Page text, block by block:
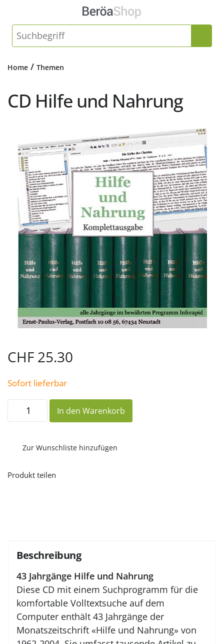
Home / Themen
CD Hilfe und Nahrung
CHF 25.30
Sofort lieferbar
CD
Hilfe
und
In den Warenkorb
Zur Wunschliste hinzufügen
Produkt teilen
Beschreibung
43 Jahrgänge Hilfe und Nahrung
Diese CD mit einem Suchprogramm für die
komfortable Volltextsuche auf dem
Computer enthält 43 Jahrgänge der
Monatszeitschrift «Hilfe und Nahrung» von